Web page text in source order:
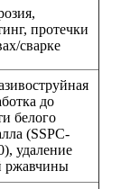
протечки
сварке
до
белого
(SSPC-
удаление
ржавчины